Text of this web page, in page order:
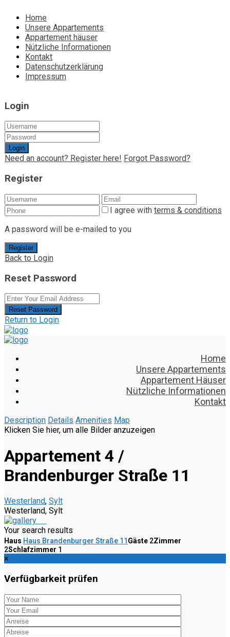
Home
Unsere Appartements
Appartement häuser
Nützliche Informationen
Kontakt
Datenschutzerklärung
Impressum
Login
Login
Need an account? Register here! Forgot Password?
Register
I agree with terms & conditions
A password will be e-mailed to you
Register
Back to Login
Reset Password
Reset Password
Return to Login
Home
Unsere Appartements
Appartement Häuser
Nützliche Informationen
Kontakt
Description Details Amenities Map
Klicken Sie hier, um alle Bilder anzuzeigen
Appartement 4 /
Brandenburger Straße 11
Westerland, Sylt
Westerland, Sylt
Your search results
Haus Haus Brandenburger Straße 11 Gäste 2Zimmer
2Schlafzimmer 1
×
Verfügbarkeit prüfen